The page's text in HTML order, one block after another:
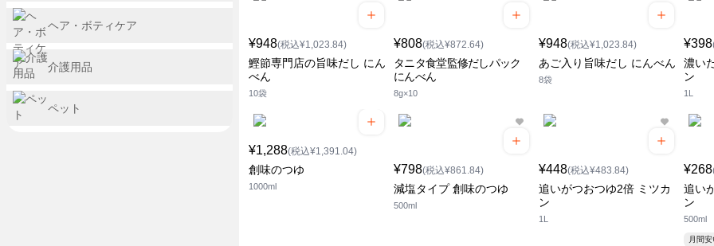
¥948(税込¥1,023.84)
鰹節専門店の旨味だし にん
べん
10袋
¥808(税込¥872.64)
タニタ食堂監修だしパック
にんべん
8g×10
¥948(税込¥1,023.84)
あご入り旨味だし にんべん
8袋
¥398
濃い
ン
1L
¥1,288(税込¥1,391.04)
創味のつゆ
1000ml
¥798(税込¥861.84)
減塩タイプ 創味のつゆ
500ml
¥448(税込¥483.84)
追いがつおつゆ2倍 ミツカ
ン
1L
¥268
追い
ン
500ml
月間
ヘア・ボティケア
介護用品
ペット